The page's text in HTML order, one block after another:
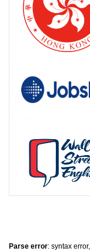
Parse error: syntax